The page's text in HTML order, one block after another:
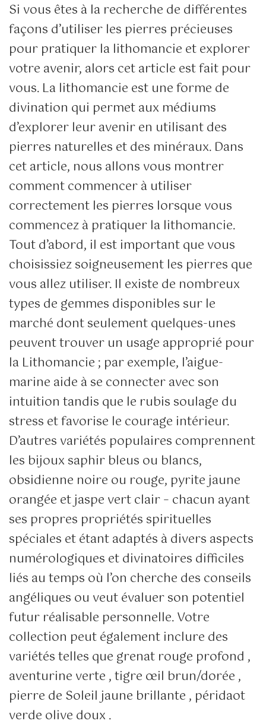
Si vous êtes à la recherche de différentes
façons d’utiliser les pierres précieuses
pour pratiquer la lithomancie et explorer
votre avenir, alors cet article est fait pour
vous. La lithomancie est une forme de
divination qui permet aux médiums
d’explorer leur avenir en utilisant des
pierres naturelles et des minéraux. Dans
cet article, nous allons vous montrer
comment commencer à utiliser
correctement les pierres lorsque vous
commencez à pratiquer la lithomancie.
Tout d’abord, il est important que vous
choisissiez soigneusement les pierres que
vous allez utiliser. Il existe de nombreux
types de gemmes disponibles sur le
marché dont seulement quelques-unes
peuvent trouver un usage approprié pour
la Lithomancie ; par exemple, l’aigue-
marine aide à se connecter avec son
intuition tandis que le rubis soulage du
stress et favorise le courage intérieur.
D’autres variétés populaires comprennent
les bijoux saphir bleus ou blancs,
obsidienne noire ou rouge, pyrite jaune
orangée et jaspe vert clair – chacun ayant
ses propres propriétés spirituelles
spéciales et étant adaptés à divers aspects
numérologiques et divinatoires difficiles
liés au temps où l’on cherche des conseils
angéliques ou veut évaluer son potentiel
futur réalisable personnelle. Votre
collection peut également inclure des
variétés telles que grenat rouge profond ,
aventurine verte , tigre œil brun/dorée ,
pierre de Soleil jaune brillante , péridaot
verde olive doux .